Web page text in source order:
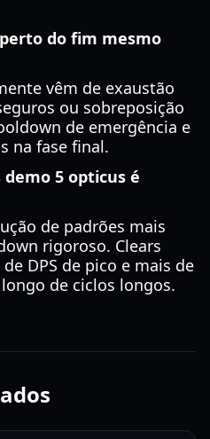
do fim mesmo
vêm de exaustão
ou sobreposição
de emergência e
na fase final.
demo 5 opticus é
de padrões mais
rigoroso. Clears
DPS de pico e mais de
de ciclos longos.